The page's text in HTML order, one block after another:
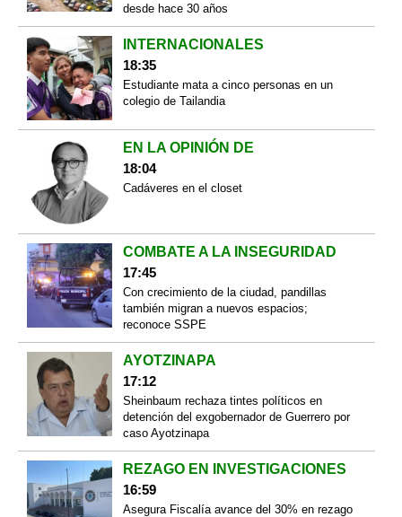
desde hace 30 años
INTERNACIONALES
18:35
Estudiante mata a cinco personas en un
colegio de Tailandia
EN LA OPINIÓN DE
18:04
Cadáveres en el closet
COMBATE A LA INSEGURIDAD
17:45
Con crecimiento de la ciudad, pandillas
también migran a nuevos espacios;
reconoce SSPE
AYOTZINAPA
17:12
Sheinbaum rechaza tintes políticos en
detención del exgobernador de Guerrero por
caso Ayotzinapa
REZAGO EN INVESTIGACIONES
16:59
Asegura Fiscalía avance del 30% en rezago